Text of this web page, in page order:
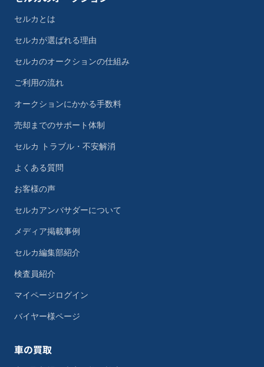
セルカとは
セルカが選ばれる理由
セルカのオークションの仕組み
ご利用の流れ
オークションにかかる手数料
売却までのサポート体制
セルカ トラブル・不安解消
よくある質問
お客様の声
セルカアンバサダーについて
メディア掲載事例
セルカ編集部紹介
検査員紹介
マイページログイン
バイヤー様ページ
車の買取